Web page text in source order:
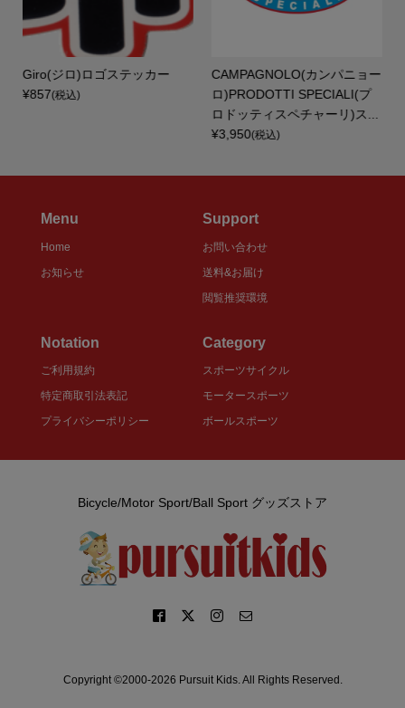
Giro(ジロ)ロゴステッカー
¥857(税込)
CAMPAGNOLO(カンパニョー
ロ)PRODOTTI SPECIALI(プ
ロドッティスペチャーリ)ス...
¥3,950(税込)
Menu
Home
お知らせ
Support
お問い合わせ
送料&お届け
閲覧推奨環境
Notation
ご利用規約
特定商取引法表記
プライバシーポリシー
Category
スポーツサイクル
モータースポーツ
ボールスポーツ
Bicycle/Motor Sport/Ball Sport グッズストア
Copyright ©2000-2026 Pursuit Kids. All Rights Reserved.